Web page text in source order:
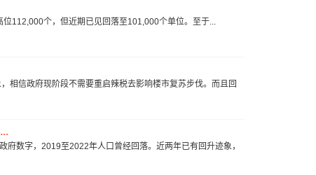
112,000个，但近期已见回落至101,000个单位。至于...
相信政府现阶段不需要重启辣税去影响楼市复苏步伐。而且回
数字，2019至2022年人口曾经回落。近两年已有回升迹象，